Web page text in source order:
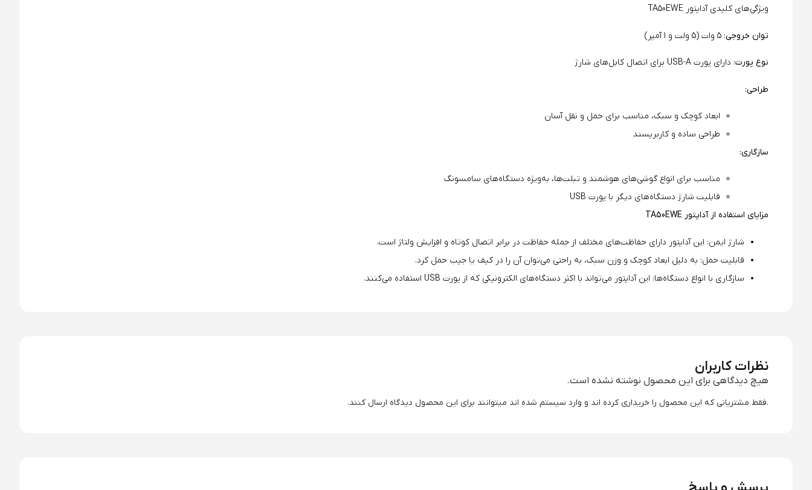
ویژگی‌های کلیدی آداپتور TA50EWE
توان خروجی: 5 وات (5 ولت و 1 آمپر)
نوع پورت: دارای پورت USB-A برای اتصال کابل‌های شارژ
طراحی:
ابعاد کوچک و سبک، مناسب برای حمل و نقل آسان
طراحی ساده و کاربرپسند
سازگاری:
مناسب برای انواع گوشی‌های هوشمند و تبلت‌ها، به‌ویژه دستگاه‌های سامسونگ
قابلیت شارژ دستگاه‌های دیگر با پورت USB
مزایای استفاده از آداپتور TA50EWE
شارژ ایمن: این آداپتور دارای حفاظت‌های مختلف از جمله حفاظت در برابر اتصال کوتاه و افزایش ولتاژ است.
قابلیت حمل: به دلیل ابعاد کوچک و وزن سبک، به راحتی می‌توان آن را در کیف یا جیب حمل کرد.
سازگاری با انواع دستگاه‌ها: این آداپتور می‌تواند با اکثر دستگاه‌های الکترونیکی که از پورت USB استفاده می‌کنند.
نظرات کاربران
هیچ دیدگاهی برای این محصول نوشته نشده است.
.فقط مشتریانی که این محصول را خریداری کرده اند و وارد سیستم شده اند میتوانند برای این محصول دیدگاه ارسال کنند.